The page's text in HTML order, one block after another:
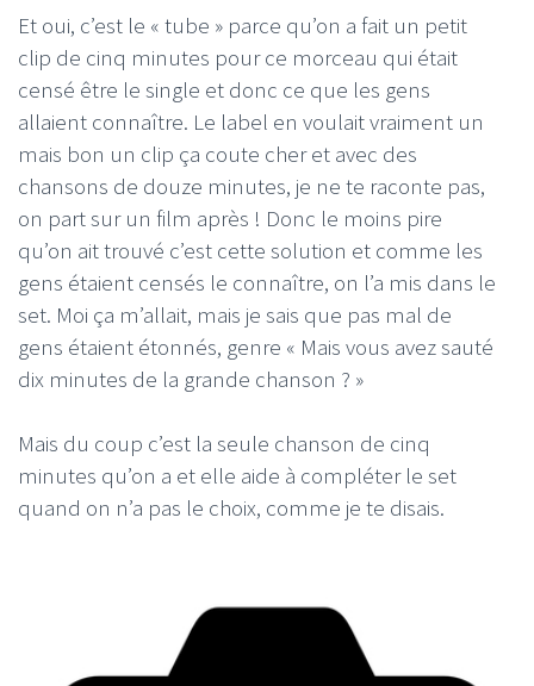
Et oui, c’est le « tube » parce qu’on a fait un petit
clip de cinq minutes pour ce morceau qui était
censé être le single et donc ce que les gens
allaient connaître. Le label en voulait vraiment un
mais bon un clip ça coute cher et avec des
chansons de douze minutes, je ne te raconte pas,
on part sur un film après ! Donc le moins pire
qu’on ait trouvé c’est cette solution et comme les
gens étaient censés le connaître, on l’a mis dans le
set. Moi ça m’allait, mais je sais que pas mal de
gens étaient étonnés, genre « Mais vous avez sauté
dix minutes de la grande chanson ? »
Mais du coup c’est la seule chanson de cinq
minutes qu’on a et elle aide à compléter le set
quand on n’a pas le choix, comme je te disais.